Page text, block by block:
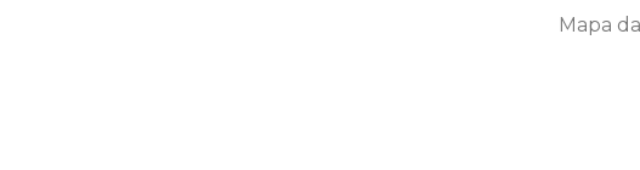
Mapa